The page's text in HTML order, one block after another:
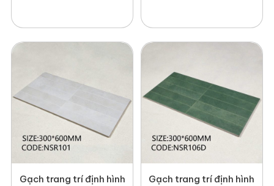
Gạch trang trí định hình
Gạch trang trí định hình